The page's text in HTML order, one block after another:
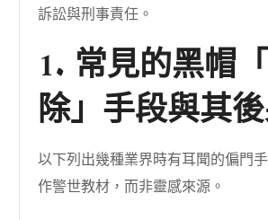
訴訟與刑事責任。
1. 常見的黑帽
除」手段與其
以下列出幾種業界時有耳聞的偏門
作警世教材，而非靈感來源。